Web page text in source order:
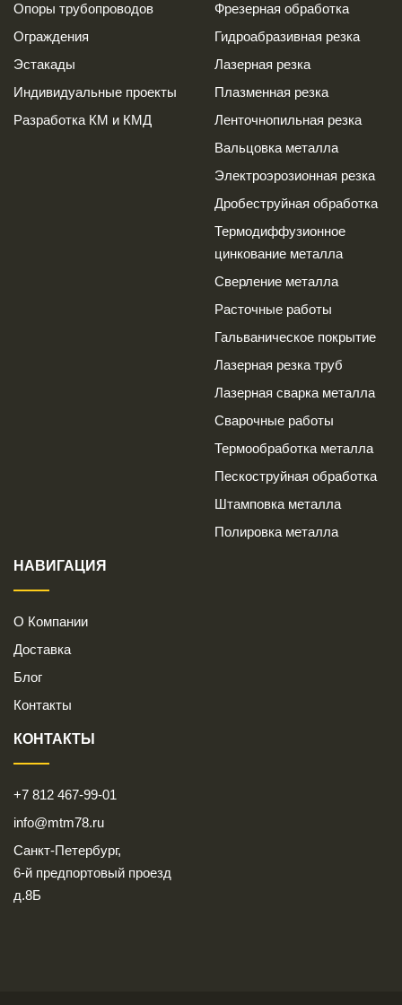
Опоры трубопроводов
Ограждения
Эстакады
Индивидуальные проекты
Разработка КМ и КМД
Фрезерная обработка
Гидроабразивная резка
Лазерная резка
Плазменная резка
Ленточнопильная резка
Вальцовка металла
Электроэрозионная резка
Дробеструйная обработка
Термодиффузионное
цинкование металла
Сверление металла
Расточные работы
Гальваническое покрытие
Лазерная резка труб
Лазерная сварка металла
Сварочные работы
Термообработка металла
Пескоструйная обработка
Штамповка металла
Полировка металла
НАВИГАЦИЯ
О Компании
Доставка
Блог
Контакты
КОНТАКТЫ
+7 812 467-99-01
info@mtm78.ru
Санкт-Петербург,
6-й предпортовый проезд
д.8Б